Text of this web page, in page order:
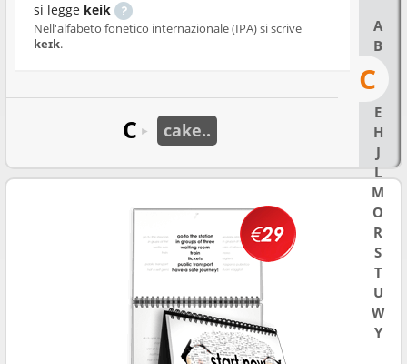
A
B
C
E
H
J
L
M
O
R
S
T
U
W
Y
si legge keik
Nell'alfabeto fonetico internazionale (IPA) si scrive
keɪk.
C ► cake..